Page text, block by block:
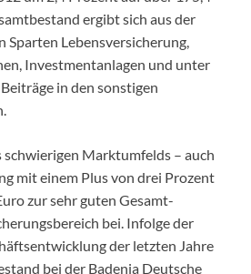
ergibt sich aus der
Sparten Lebensversicherung,
Investmentanlagen und unter
in den sonstigen
Marktumfelds – auch
mit einem Plus von drei Prozent
zur sehr guten Gesamt-
bei. Infolge der
der letzten Jahre
bei der Badenia Deutsche